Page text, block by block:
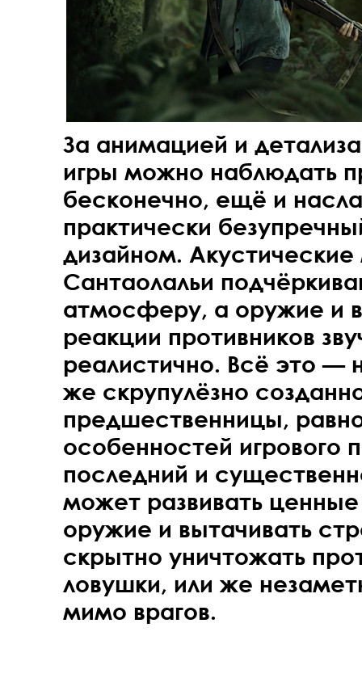
За анимацией и
игры можно наблюдать
бесконечно, ещё и
практически
дизайном.
Сантаолальи
атмосферу, а оружие и
реакции противников
реалистично. Всё это —
же скрупулёзно
предшественницы,
особенностей игрового
последний и
может развивать
оружие и вытачивать
скрытно уничтожать
ловушки, или же
мимо врагов.